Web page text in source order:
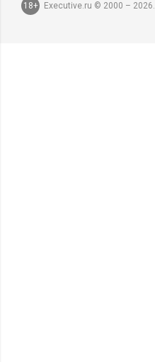
18+
Executive.ru © 2000 – 2026.